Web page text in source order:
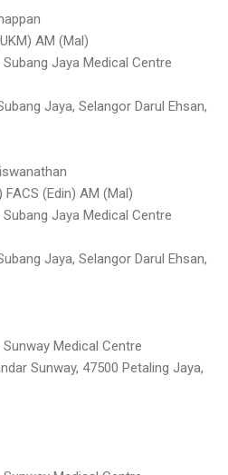
AM (Mal)
Jaya Medical Centre
Jaya, Selangor Darul Ehsan,
FACS (Edin) AM (Mal)
Jaya Medical Centre
Jaya, Selangor Darul Ehsan,
Medical Centre
Sunway, 47500 Petaling Jaya,